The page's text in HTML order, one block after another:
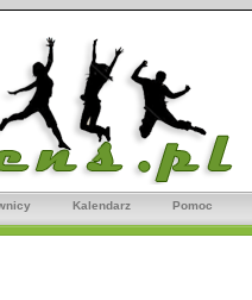
Kalendarz Pomoc